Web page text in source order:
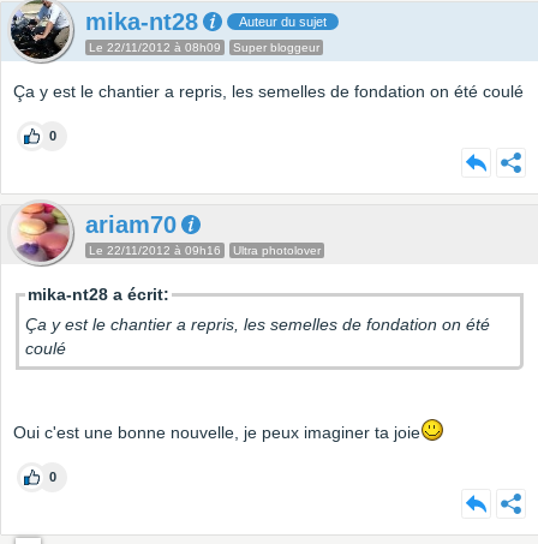
mika-nt28 Auteur du sujet
Le 22/11/2012 à 08h09 Super bloggeur
Ça y est le chantier a repris, les semelles de fondation on été coulé
0
ariam70
Le 22/11/2012 à 09h16 Ultra photolover
mika-nt28 a écrit:
Ça y est le chantier a repris, les semelles de fondation on été
coulé
Oui c'est une bonne nouvelle, je peux imaginer ta joie
0